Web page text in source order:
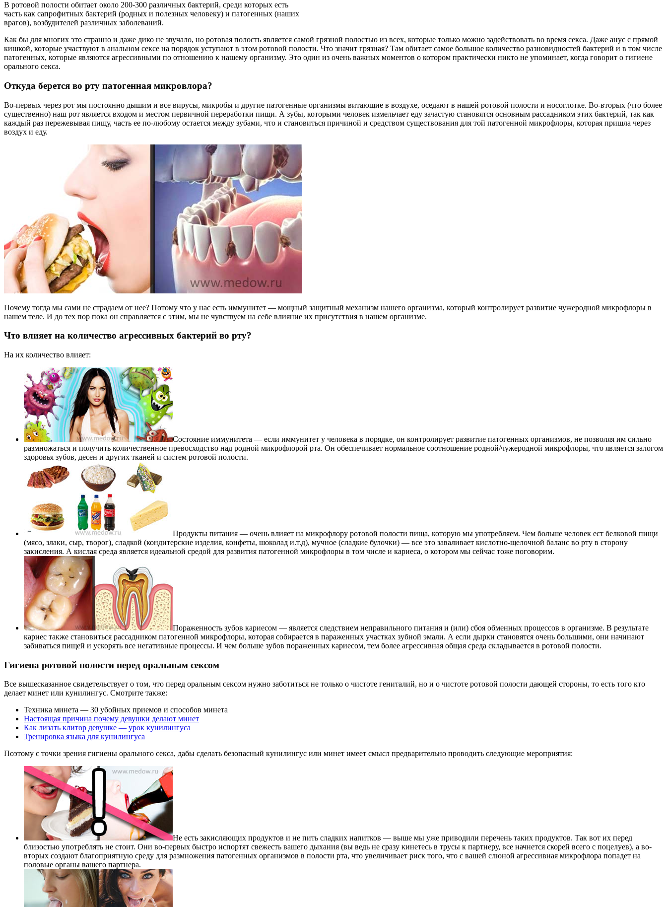
В ротовой полости обитает около 200-300 различных бактерий, среди которых есть
часть как сапрофитных бактерий (родных и полезных человеку) и патогенных (наших
врагов), возбудителей различных заболеваний.
Как бы для многих это странно и даже дико не звучало, но ротовая полость является самой грязной полостью из всех, которые только можно задействовать во время секса. Даже анус с прямой
кишкой, которые участвуют в анальном сексе на порядок уступают в этом ротовой полости. Что значит грязная? Там обитает самое большое количество разновидностей бактерий и в том числе
патогенных, которые являются агрессивными по отношению к нашему организму. Это один из очень важных моментов о котором практически никто не упоминает, когда говорит о гигиене
орального секса.
Откуда берется во рту патогенная микровлора?
Во-первых через рот мы постоянно дышим и все вирусы, микробы и другие патогенные организмы витающие в воздухе, оседают в нашей ротовой полости и носоглотке. Во-вторых (что более
существенно) наш рот является входом и местом первичной переработки пищи. А зубы, которыми человек измельчает еду зачастую становятся основным рассадником этих бактерий, так как
каждый раз пережевывая пищу, часть ее по-любому остается между зубами, что и становиться причиной и средством существования для той патогенной микрофлоры, которая пришла через
воздух и еду.
Почему тогда мы сами не страдаем от нее? Потому что у нас есть иммунитет — мощный защитный механизм нашего организма, который контролирует развитие чужеродной микрофлоры в
нашем теле. И до тех пор пока он справляется с этим, мы не чувствуем на себе влияние их присутствия в нашем организме.
Что влияет на количество агрессивных бактерий во рту?
На их количество влияет:
Состояние иммунитета — если иммунитет у человека в порядке, он контролирует развитие патогенных организмов, не позволяя им сильно
размножаться и получить количественное превосходство над родной микрофлорой рта. Он обеспечивает нормальное соотношение родной/чужеродной микрофлоры, что является залогом
здоровья зубов, десен и других тканей и систем ротовой полости.
Продукты питания — очень влияет на микрофлору ротовой полости пища, которую мы употребляем. Чем больше человек ест белковой пищи
(мясо, злаки, сыр, творог), сладкой (кондитерские изделия, конфеты, шоколад и.т.д), мучное (сладкие булочки) — все это заваливает кислотно-щелочной баланс во рту в сторону
закисления. А кислая среда является идеальной средой для развития патогенной микрофлоры в том числе и кариеса, о котором мы сейчас тоже поговорим.
Пораженность зубов кариесом — является следствием неправильного питания и (или) сбоя обменных процессов в организме. В результате
кариес также становиться рассадником патогенной микрофлоры, которая собирается в параженных участках зубной эмали. А если дырки становятся очень большими, они начинают
забиваться пищей и ускорять все негативные процессы. И чем больше зубов пораженных кариесом, тем более агрессивная общая среда складывается в ротовой полости.
Гигиена ротовой полости перед оральным сексом
Все вышесказанное свидетельствует о том, что перед оральным сексом нужно заботиться не только о чистоте гениталий, но и о чистоте ротовой полости дающей стороны, то есть того кто
делает минет или кунилингус. Смотрите также:
Техника минета — 30 убойных приемов и способов минета
Настоящая причина почему девушки делают минет
Как лизать клитор девушке — урок кунилингуса
Тренировка языка для кунилингуса
Поэтому с точки зрения гигиены орального секса, дабы сделать безопасный кунилингус или минет имеет смысл предварительно проводить следующие мероприятия:
Не есть закисляющих продуктов и не пить сладких напитков — выше мы уже приводили перечень таких продуктов. Так вот их перед
близостью употреблять не стоит. Они во-первых быстро испортят свежесть вашего дыхания (вы ведь не сразу кинетесь в трусы к партнеру, все начнется скорей всего с поцелуев), а во-
вторых создают благоприятную среду для размножения патогенных организмов в полости рта, что увеличивает риск того, что с вашей слюной агрессивная микрофлора попадет на
половые органы вашего партнера.